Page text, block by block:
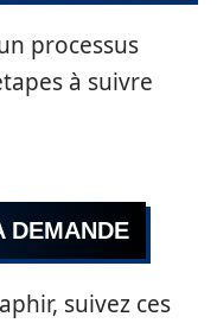
processus
à suivre
DEMANDE
suivez ces